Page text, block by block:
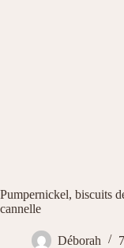
Pumpernickel, biscuits
cannelle
Déborah